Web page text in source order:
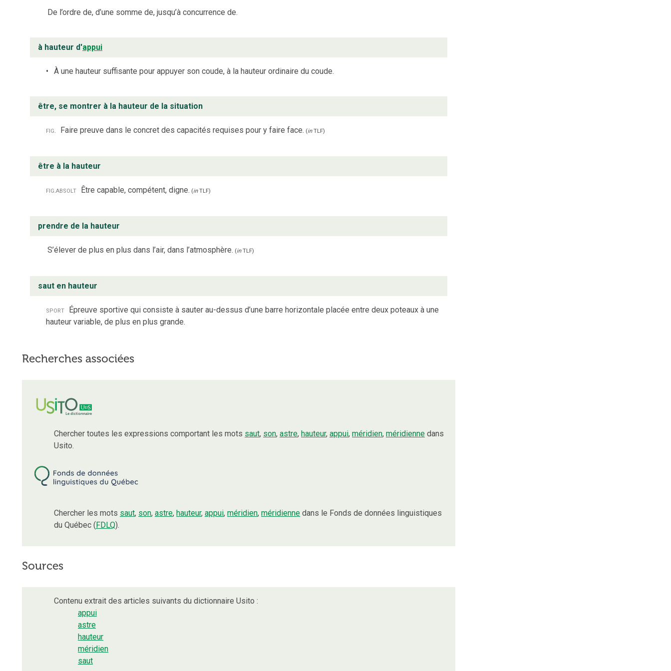
De l’ordre de, d’une somme de, jusqu’à concurrence de.
à hauteur d'appui
À une hauteur suffisante pour appuyer son coude, à la hauteur ordinaire du coude.
être, se montrer à la hauteur de la situation
fig. Faire preuve dans le concret des capacités requises pour y faire face. (inTLF)
être à la hauteur
fig.absolt Être capable, compétent, digne. (inTLF)
prendre de la hauteur
S’élever de plus en plus dans l’air, dans l’atmosphère. (inTLF)
saut en hauteur
sport Épreuve sportive qui consiste à sauter au-dessus d’une barre horizontale placée entre deux poteaux à une
hauteur variable, de plus en plus grande.
Recherches associées
Chercher toutes les expressions comportant les mots saut, son, astre, hauteur, appui, méridien, méridienne dans
Usito.
Chercher les mots saut, son, astre, hauteur, appui, méridien, méridienne dans le Fonds de données linguistiques
du Québec (FDLQ).
Sources
Contenu extrait des articles suivants du dictionnaire Usito :
appui
astre
hauteur
méridien
saut